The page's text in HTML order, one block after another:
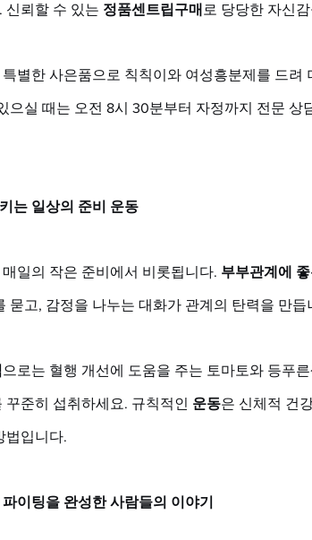
신뢰할 수 있는 정품센트립구매 로 당당한 자신
별한 사은품으로 칙칙이와 여성흥분제를 드려
으실 때는 오전 8시 30분부터 자정까지 전문 상
는 일상의 준비 운동
일의 작은 준비에서 비롯됩니다. 부부관계에
묻고, 감정을 나누는 대화가 관계의 탄력을 만듭
으로는 혈행 개선에 도움을 주는 토마토와 등푸
꾸준히 섭취하세요. 규칙적인 운동은 신체적 건
법입니다.
이팅을 완성한 사람들의 이야기